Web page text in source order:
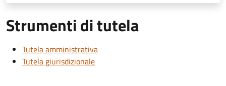
Strumenti di tutela
Tutela amministrativa
Tutela giurisdizionale